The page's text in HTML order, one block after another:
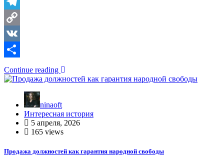
Telegram
Copy
Link
VK
Отправить
Continue reading
ninaoft
Интересная история
5 апреля, 2026
165 views
Продажа должностей как гарантия народной свободы